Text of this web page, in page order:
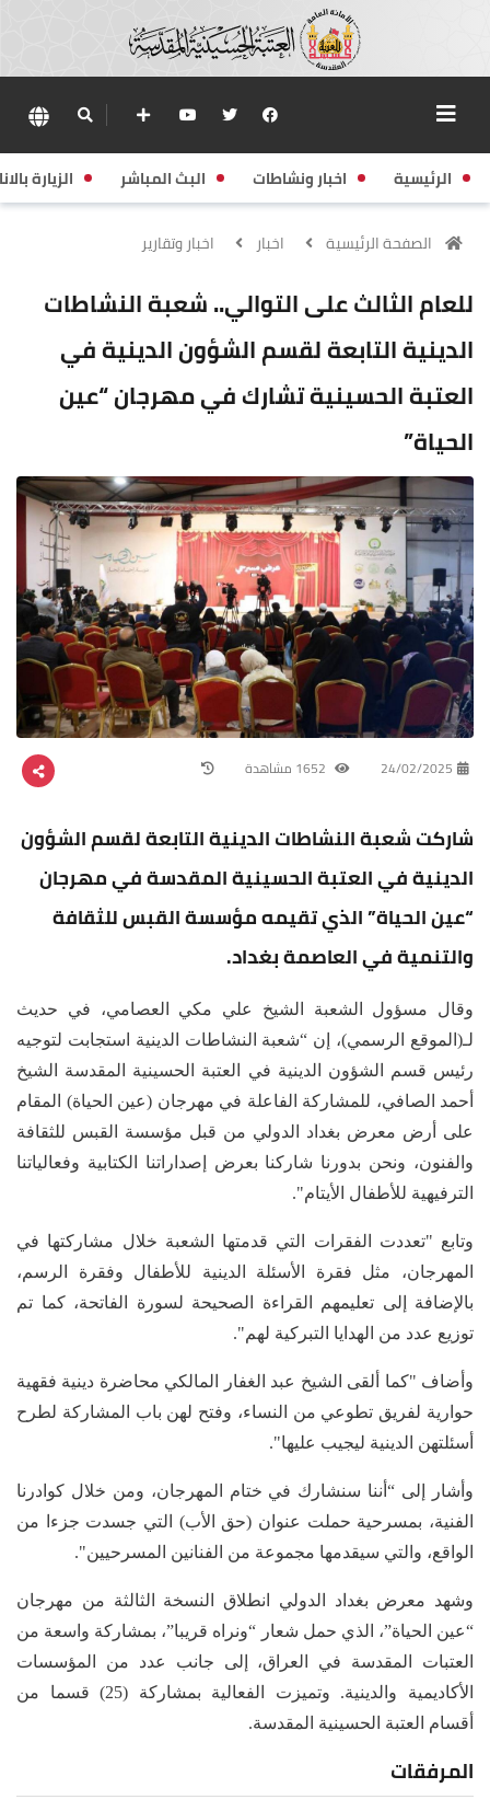
الرئيسية اخبار ونشاطات البث المباشر الزيارة
الصفحة الرئيسية اخبار اخبار وتقارير
للعام الثالث على التوالي.. شعبة النشاطات
الدينية التابعة لقسم الشؤون الدينية في
العتبة الحسينية تشارك في مهرجان “عين
الحياة”
24/02/2025
شاركت شعبة النشاطات الدينية التابعة لقسم الشؤون
الدينية في العتبة الحسينية المقدسة في مهرجان
“عين الحياة” الذي تقيمه مؤسسة القبس للثقافة
والتنمية في العاصمة بغداد.
وقال مسؤول الشعبة الشيخ علي مكي العصامي، في حديث
لـ(الموقع الرسمي)، إن “شعبة النشاطات الدينية استجابت لتوجيه
رئيس قسم الشؤون الدينية في العتبة الحسينية المقدسة الشيخ
أحمد الصافي، للمشاركة الفاعلة في مهرجان (عين الحياة) المقام
على أرض معرض بغداد الدولي من قبل مؤسسة القبس للثقافة
والفنون، ونحن بدورنا شاركنا بعرض إصداراتنا الكتابية وفعالياتنا
الترفيهية للأطفال الأيتام".
وتابع "تعددت الفقرات التي قدمتها الشعبة خلال مشاركتها في
المهرجان، مثل فقرة الأسئلة الدينية للأطفال وفقرة الرسم،
بالإضافة إلى تعليمهم القراءة الصحيحة لسورة الفاتحة، كما تم
توزيع عدد من الهدايا التبركية لهم".
وأضاف "كما ألقى الشيخ عبد الغفار المالكي محاضرة دينية فقهية
حوارية لفريق تطوعي من النساء، وفتح لهن باب المشاركة لطرح
أسئلتهن الدينية ليجيب عليها".
وأشار إلى “أننا سنشارك في ختام المهرجان، ومن خلال كوادرنا
الفنية، بمسرحية حملت عنوان (حق الأب) التي جسدت جزءا من
الواقع، والتي سيقدمها مجموعة من الفنانين المسرحيين".
وشهد معرض بغداد الدولي انطلاق النسخة الثالثة من مهرجان
“عين الحياة”، الذي حمل شعار “ونراه قريبا”، بمشاركة واسعة من
العتبات المقدسة في العراق، إلى جانب عدد من المؤسسات
الأكاديمية والدينية. وتميزت الفعالية بمشاركة (25) قسما من
أقسام العتبة الحسينية المقدسة.
المرفقات